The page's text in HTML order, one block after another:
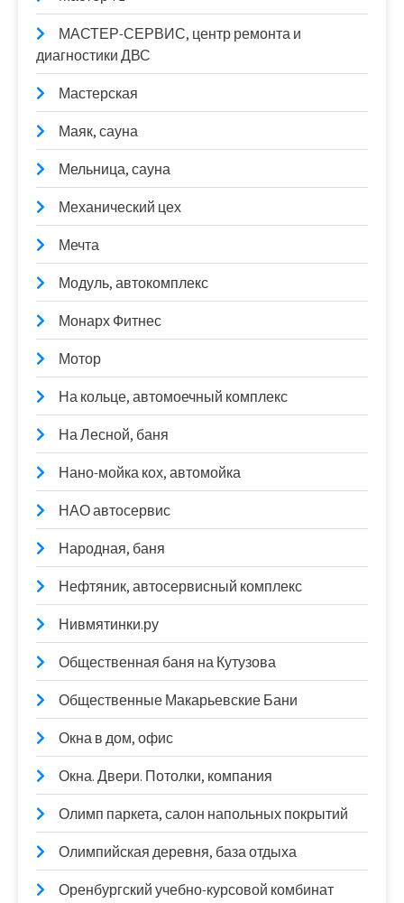
МАСТЕР-СЕРВИС, центр ремонта и
диагностики ДВС
Мастерская
Маяк, сауна
Мельница, сауна
Механический цех
Мечта
Модуль, автокомплекс
Монарх Фитнес
Мотор
На кольце, автомоечный комплекс
На Лесной, баня
Нано-мойка кох, автомойка
НАО автосервис
Народная, баня
Нефтяник, автосервисный комплекс
Нивмятинки.ру
Общественная баня на Кутузова
Общественные Макарьевские Бани
Окна в дом, офис
Окна. Двери. Потолки, компания
Олимп паркета, салон напольных покрытий
Олимпийская деревня, база отдыха
Оренбургский учебно-курсовой комбинат